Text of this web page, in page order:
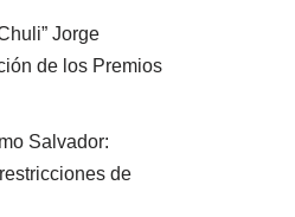
Jorge
de los Premios
Salvador:
de